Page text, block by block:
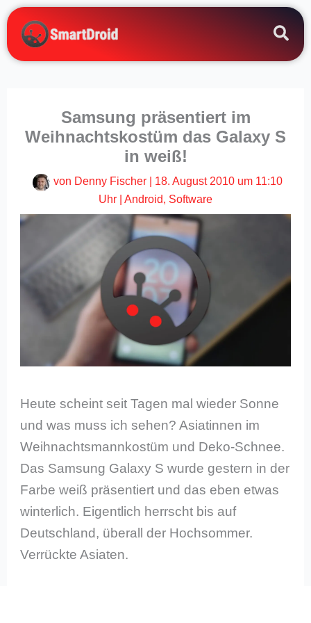
Zum
Inhalt
springen
Samsung präsentiert im
Weihnachtskostüm das Galaxy S
in weiß!
von Denny Fischer
18. August 2010 um 11:10
Uhr
Android, Software
Heute scheint seit Tagen mal wieder Sonne
und was muss ich sehen? Asiatinnen im
Weihnachtsmannkostüm und Deko-Schnee.
Das Samsung Galaxy S wurde gestern in der
Farbe weiß präsentiert und das eben etwas
winterlich. Eigentlich herrscht bis auf
Deutschland, überall der Hochsommer.
Verrückte Asiaten.